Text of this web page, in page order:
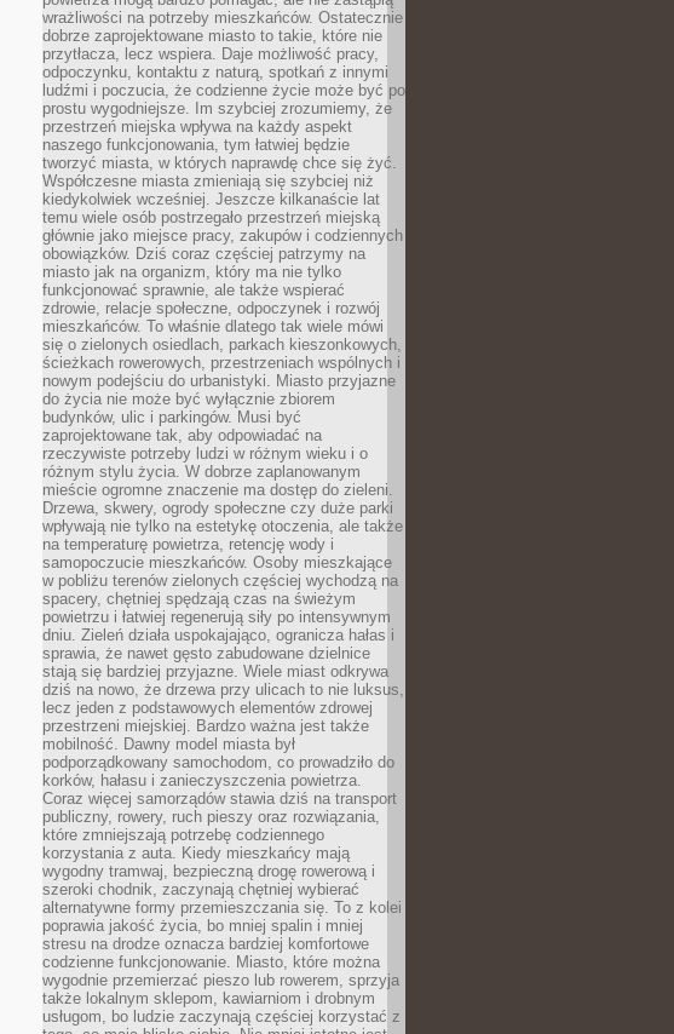
wrażliwości na potrzeby mieszkańców. Ostatecznie
dobrze zaprojektowane miasto to takie, które nie
przytłacza, lecz wspiera. Daje możliwość pracy,
odpoczynku, kontaktu z naturą, spotkań z innymi
ludźmi i poczucia, że codzienne życie może być po
prostu wygodniejsze. Im szybciej zrozumiemy, że
przestrzeń miejska wpływa na każdy aspekt
naszego funkcjonowania, tym łatwiej będzie
tworzyć miasta, w których naprawdę chce się żyć.
Współczesne miasta zmieniają się szybciej niż
kiedykolwiek wcześniej. Jeszcze kilkanaście lat
temu wiele osób postrzegało przestrzeń miejską
głównie jako miejsce pracy, zakupów i codziennych
obowiązków. Dziś coraz częściej patrzymy na
miasto jak na organizm, który ma nie tylko
funkcjonować sprawnie, ale także wspierać
zdrowie, relacje społeczne, odpoczynek i rozwój
mieszkańców. To właśnie dlatego tak wiele mówi
się o zielonych osiedlach, parkach kieszonkowych,
ścieżkach rowerowych, przestrzeniach wspólnych i
nowym podejściu do urbanistyki. Miasto przyjazne
do życia nie może być wyłącznie zbiorem
budynków, ulic i parkingów. Musi być
zaprojektowane tak, aby odpowiadać na
rzeczywiste potrzeby ludzi w różnym wieku i o
różnym stylu życia. W dobrze zaplanowanym
mieście ogromne znaczenie ma dostęp do zieleni.
Drzewa, skwery, ogrody społeczne czy duże parki
wpływają nie tylko na estetykę otoczenia, ale także
na temperaturę powietrza, retencję wody i
samopoczucie mieszkańców. Osoby mieszkające
w pobliżu terenów zielonych częściej wychodzą na
spacery, chętniej spędzają czas na świeżym
powietrzu i łatwiej regenerują siły po intensywnym
dniu. Zieleń działa uspokajająco, ogranicza hałas i
sprawia, że nawet gęsto zabudowane dzielnice
stają się bardziej przyjazne. Wiele miast odkrywa
dziś na nowo, że drzewa przy ulicach to nie luksus,
lecz jeden z podstawowych elementów zdrowej
przestrzeni miejskiej. Bardzo ważna jest także
mobilność. Dawny model miasta był
podporządkowany samochodom, co prowadziło do
korków, hałasu i zanieczyszczenia powietrza.
Coraz więcej samorządów stawia dziś na transport
publiczny, rowery, ruch pieszy oraz rozwiązania,
które zmniejszają potrzebę codziennego
korzystania z auta. Kiedy mieszkańcy mają
wygodny tramwaj, bezpieczną drogę rowerową i
szeroki chodnik, zaczynają chętniej wybierać
alternatywne formy przemieszczania się. To z kolei
poprawia jakość życia, bo mniej spalin i mniej
stresu na drodze oznacza bardziej komfortowe
codzienne funkcjonowanie. Miasto, które można
wygodnie przemierzać pieszo lub rowerem, sprzyja
także lokalnym sklepom, kawiarniom i drobnym
usługom, bo ludzie zaczynają częściej korzystać z